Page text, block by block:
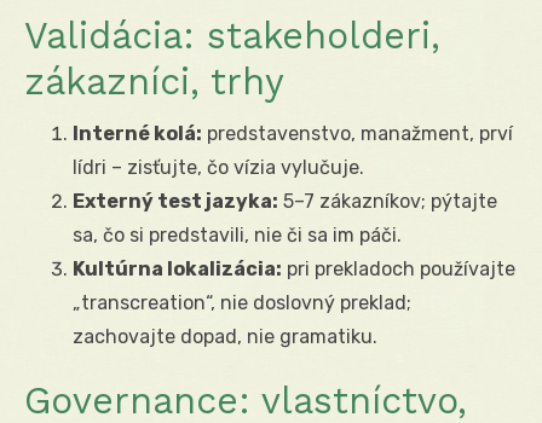
Validácia: stakeholderi,
zákazníci, trhy
Interné kolá: predstavenstvo, manažment, prví
lídri – zisťujte, čo vízia vylučuje.
Externý test jazyka: 5–7 zákazníkov; pýtajte
sa, čo si predstavili, nie či sa im páči.
Kultúrna lokalizácia: pri prekladoch používajte
„transcreation“, nie doslovný preklad;
zachovajte dopad, nie gramatiku.
Governance: vlastníctvo,